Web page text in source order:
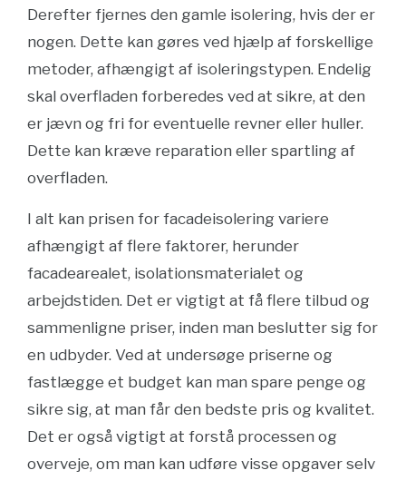
Derefter fjernes den gamle isolering, hvis der er
nogen. Dette kan gøres ved hjælp af forskellige
metoder, afhængigt af isoleringstypen. Endelig
skal overfladen forberedes ved at sikre, at den
er jævn og fri for eventuelle revner eller huller.
Dette kan kræve reparation eller spartling af
overfladen.
I alt kan prisen for facadeisolering variere
afhængigt af flere faktorer, herunder
facadearealet, isolationsmaterialet og
arbejdstiden. Det er vigtigt at få flere tilbud og
sammenligne priser, inden man beslutter sig for
en udbyder. Ved at undersøge priserne og
fastlægge et budget kan man spare penge og
sikre sig, at man får den bedste pris og kvalitet.
Det er også vigtigt at forstå processen og
overveje, om man kan udføre visse opgaver selv